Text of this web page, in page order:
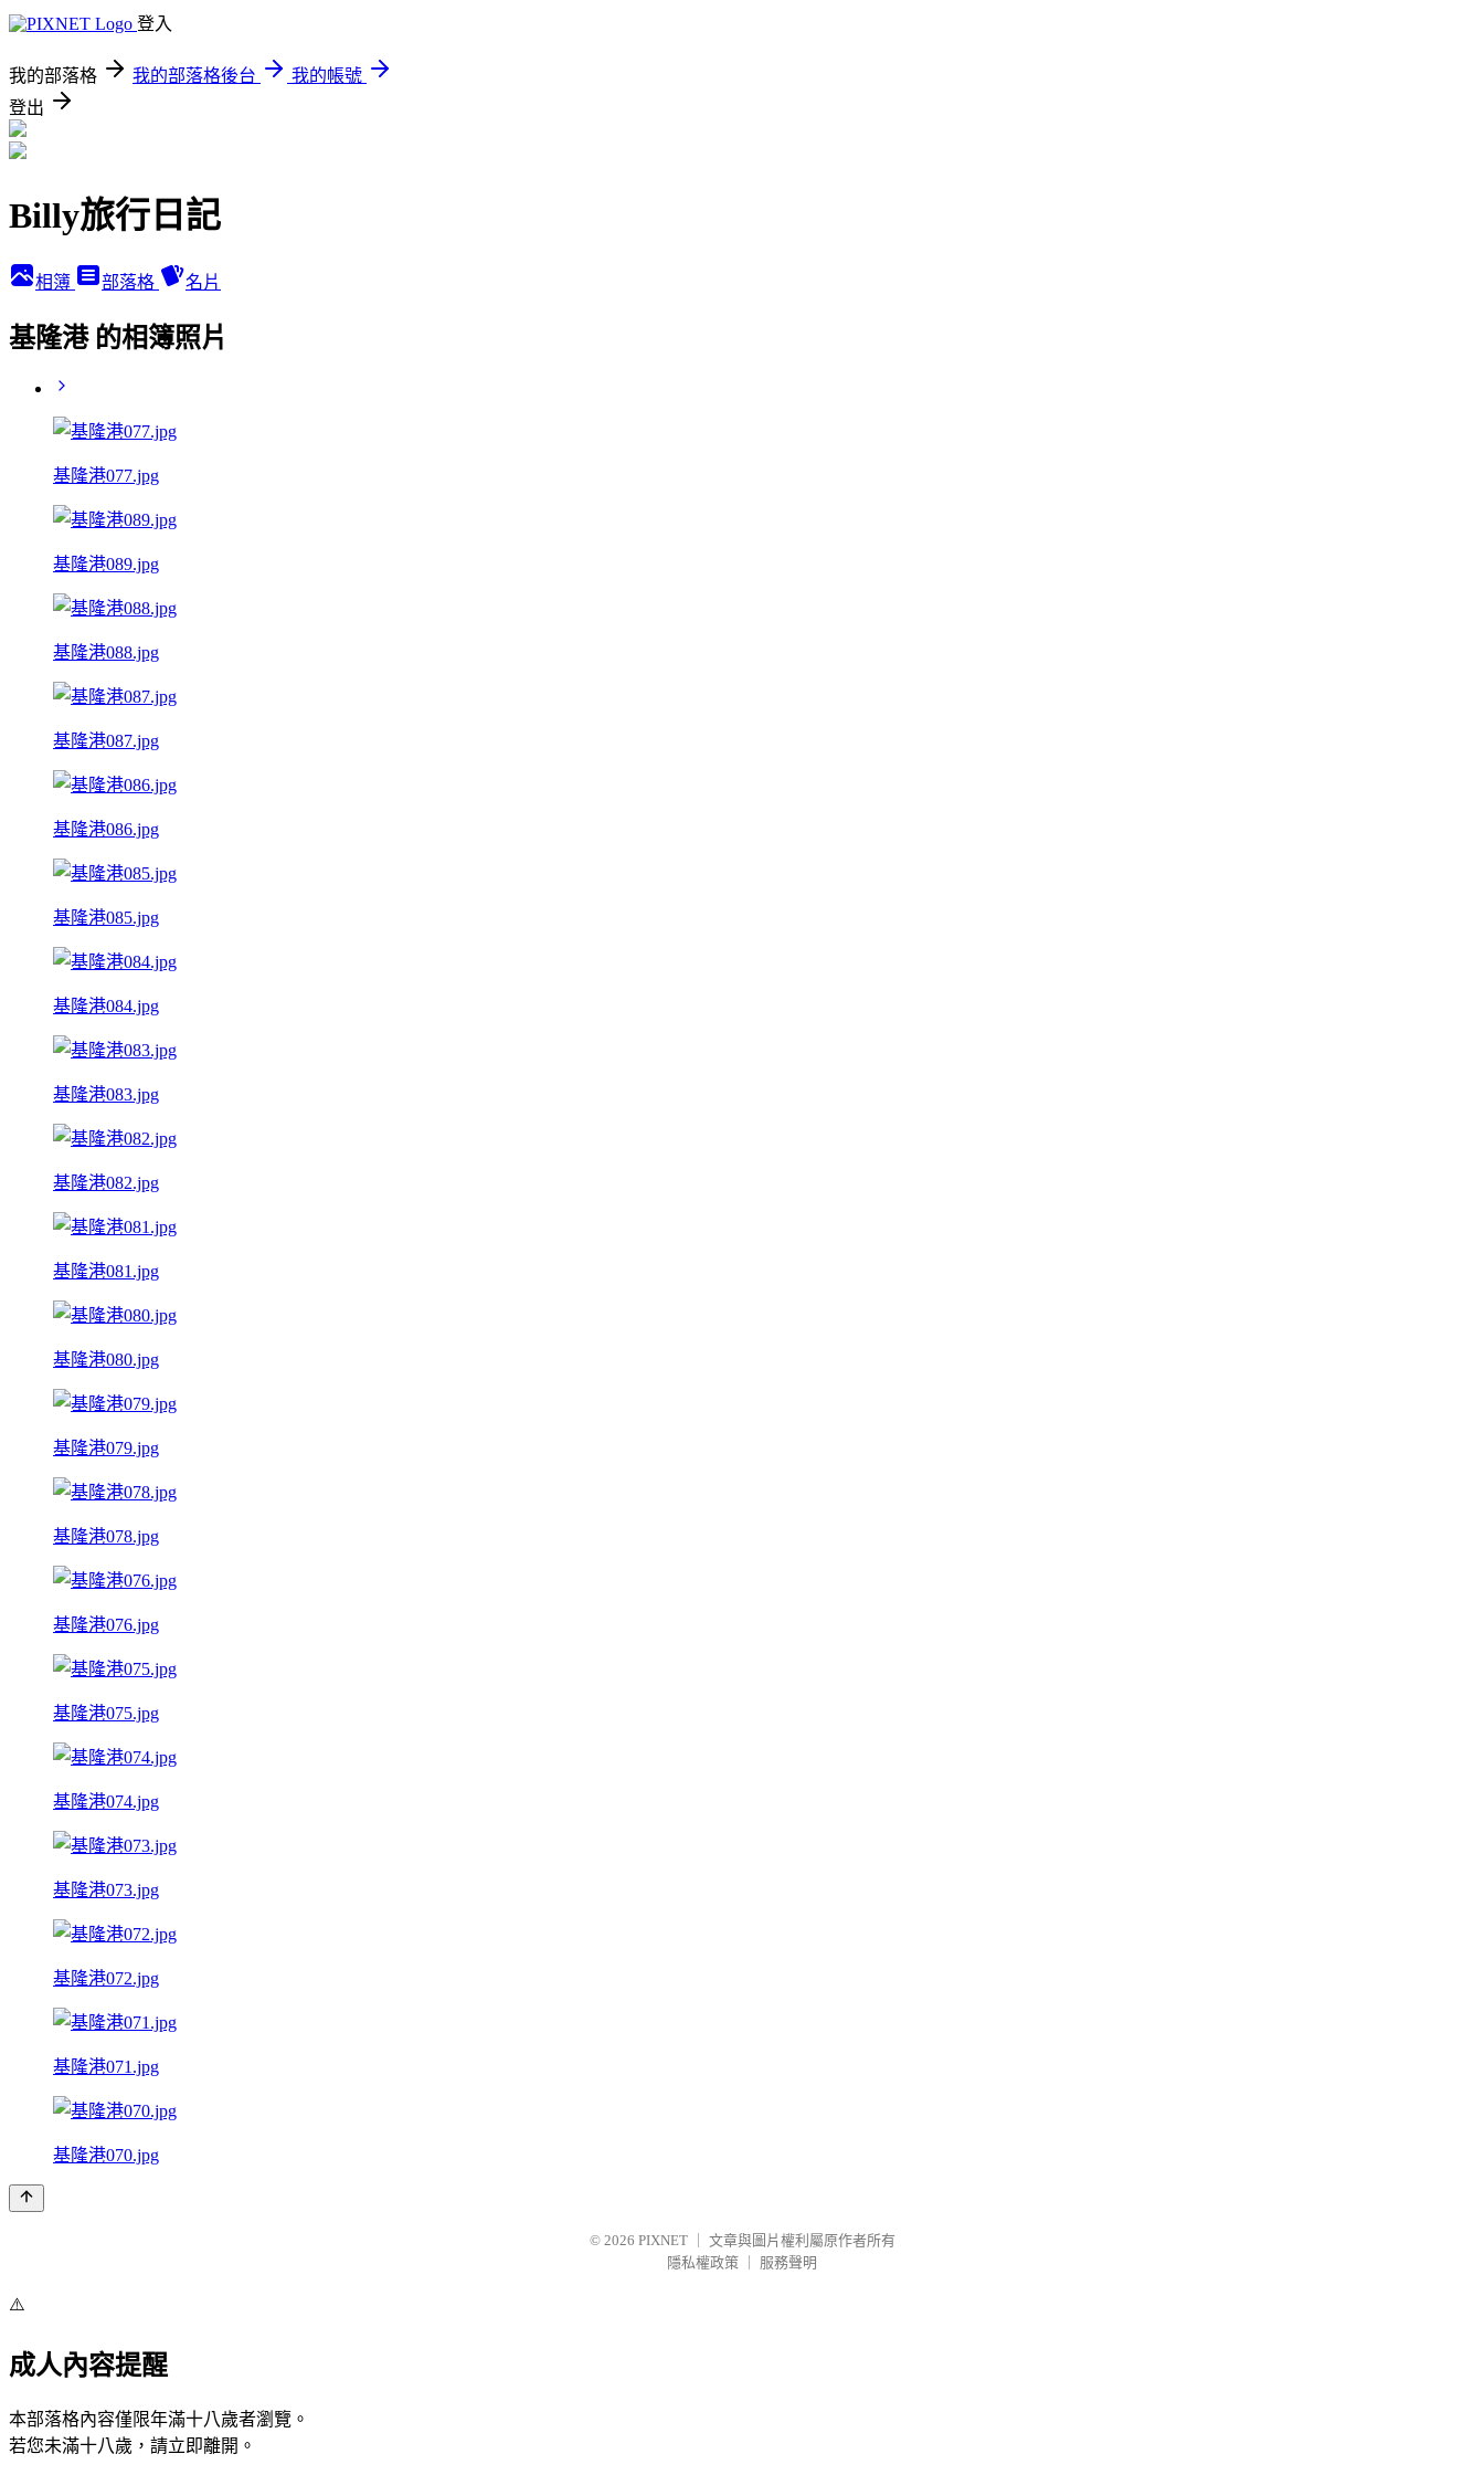
登入
我的部落格 我的部落格後台
我的帳號
登出
Billy旅行日記
相簿 部落格 名片
基隆港 的相簿照片
基隆港077.jpg
基隆港089.jpg
基隆港088.jpg
基隆港087.jpg
基隆港086.jpg
基隆港085.jpg
基隆港084.jpg
基隆港083.jpg
基隆港082.jpg
基隆港081.jpg
基隆港080.jpg
基隆港079.jpg
基隆港078.jpg
基隆港076.jpg
基隆港075.jpg
基隆港074.jpg
基隆港073.jpg
基隆港072.jpg
基隆港071.jpg
基隆港070.jpg
© 2026 PIXNET
文章與圖片權利屬原作者所有
隱私權政策
服務聲明
⚠️
成人內容提醒
本部落格內容僅限年滿十八歲者瀏覽。
若您未滿十八歲，請立即離開。